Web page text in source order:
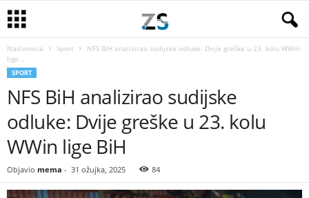
Naslovnica Sport
NFS BiH analizirao sudijske odluke: Dvije greške u 23. kolu WWin
lige...
SPORT
NFS BiH analizirao sudijske
odluke: Dvije greške u 23. kolu
WWin lige BiH
Objavio mema - 31 ožujka, 2025 84